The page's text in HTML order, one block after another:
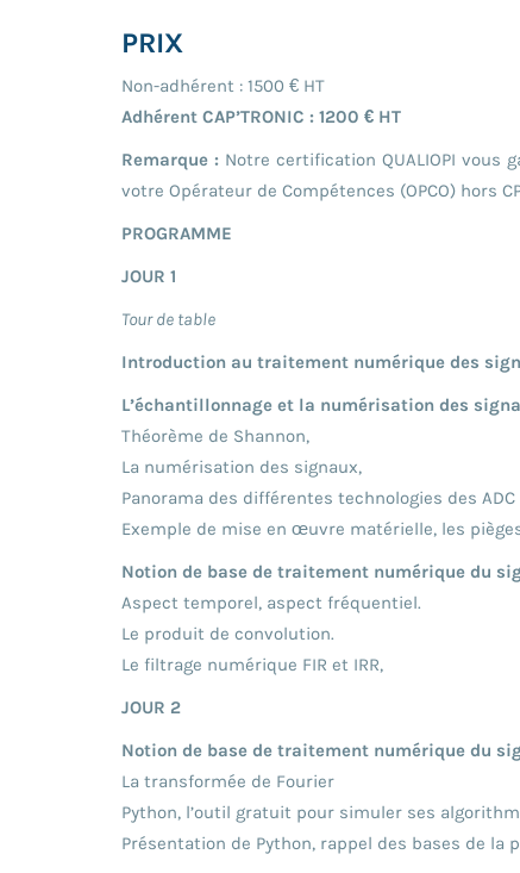
PRIX
Non-adhérent : 1500 € HT
Adhérent CAP’TRONIC : 1200 € HT
Remarque : Notre certification QUALIOPI
votre Opérateur de Compétences (OPCO) hors
PROGRAMME
JOUR 1
Tour de table
Introduction au traitement numérique des
L’échantillonnage et la numérisation des
Théorème de Shannon,
La numérisation des signaux,
Panorama des différentes technologies des ADC
Exemple de mise en œuvre matérielle, les
Notion de base de traitement numérique du
Aspect temporel, aspect fréquentiel.
Le produit de convolution.
Le filtrage numérique FIR et IRR,
JOUR 2
Notion de base de traitement numérique du
La transformée de Fourier
Python, l’outil gratuit pour simuler ses
Présentation de Python, rappel des bases de la